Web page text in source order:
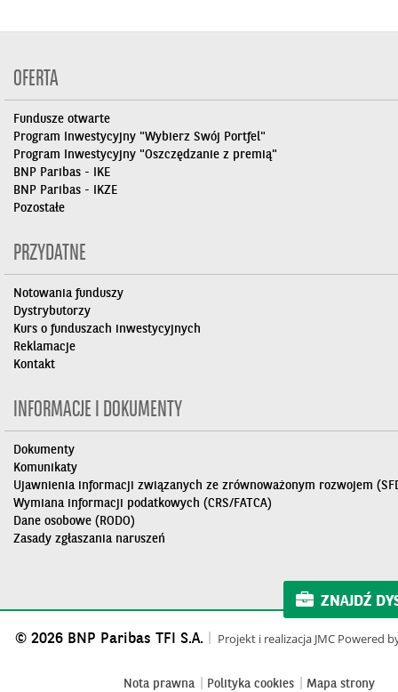
OFERTA
Fundusze otwarte
Program Inwestycyjny "Wybierz Swój Portfel"
Program Inwestycyjny "Oszczędzanie z premią"
BNP Paribas - IKE
BNP Paribas - IKZE
Pozostałe
PRZYDATNE
Notowania funduszy
Dystrybutorzy
Kurs o funduszach inwestycyjnych
Reklamacje
Kontakt
INFORMACJE I DOKUMENTY
Dokumenty
Komunikaty
Ujawnienia informacji związanych ze zrównoważonym rozwojem
Wymiana informacji podatkowych (CRS/FATCA)
Dane osobowe (RODO)
Zasady zgłaszania naruszeń
ZNAJDŹ
© 2026 BNP Paribas TFI S.A.
Projekt i realizacja JMC Powered
Nota prawna Polityka cookies Mapa strony